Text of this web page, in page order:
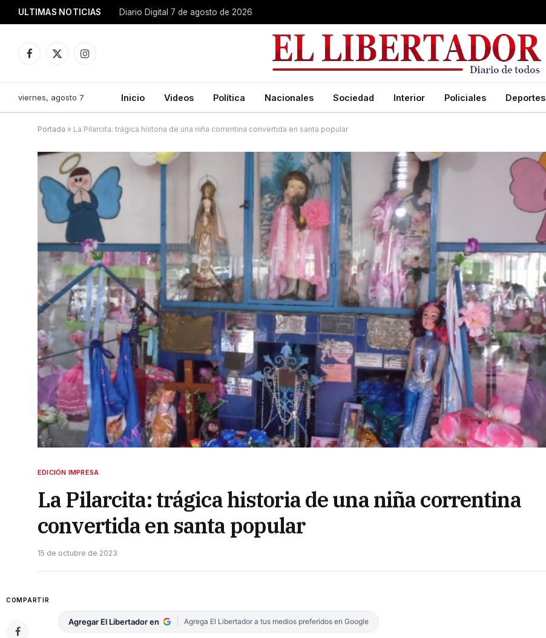
ULTIMAS NOTICIAS Diario Digital 7 de agosto de 2026
Facebook
X
Instagram
viernes, agosto 7 Inicio Videos Política Nacionales Sociedad Interior Policiales Deportes
Portada » La Pilarcita: trágica historia de una niña correntina convertida en santa popular
EDICIÓN IMPRESA
La Pilarcita: trágica historia de una niña correntina
convertida en santa popular
15 de octubre de 2023
COMPARTIR
Agregar El Libertador en Agrega El Libertador a tus medios preferidos en Google